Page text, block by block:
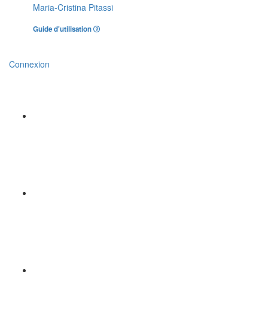
Maria-Cristina Pitassi
Guide d'utilisation
Connexion